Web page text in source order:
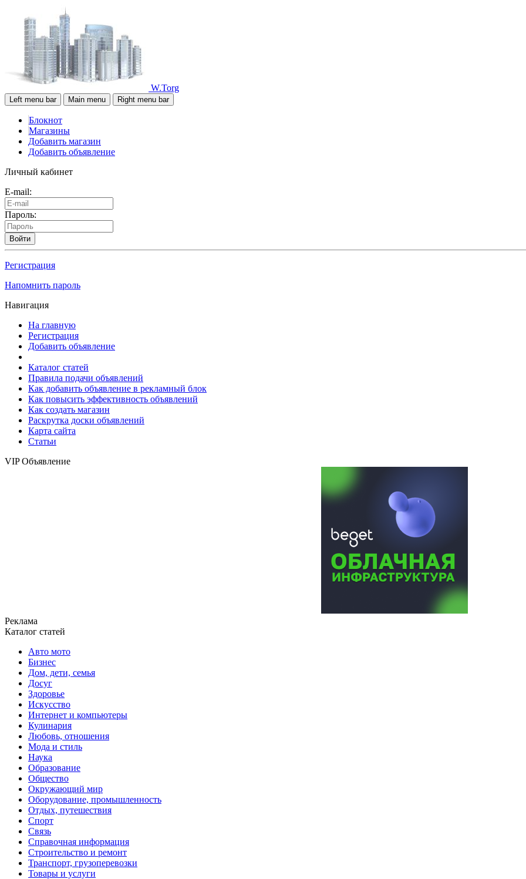
W.Torg
Left menu bar Main menu Right menu bar
Блокнот
Магазины
Добавить магазин
Добавить объявление
Личный кабинет
E-mail:
Пароль:
Войти
Регистрация
Напомнить пароль
Навигация
На главную
Регистрация
Добавить объявление
Каталог статей
Правила подачи объявлений
Как добавить объявление в рекламный блок
Как повысить эффективность объявлений
Как создать магазин
Раскрутка доски объявлений
Карта сайта
Статьи
VIP Объявление
Реклама
Каталог статей
Авто мото
Бизнес
Дом, дети, семья
Досуг
Здоровье
Искусство
Интернет и компьютеры
Кулинария
Любовь, отношения
Мода и стиль
Наука
Образование
Общество
Окружающий мир
Оборудование, промышленность
Отдых, путешествия
Спорт
Связь
Справочная информация
Строительство и ремонт
Транспорт, грузоперевозки
Товары и услуги